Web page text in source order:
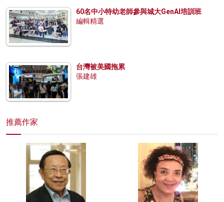
60名中小特幼老師參與城大GenAI培訓班
編輯精選
台灣被美國拖累
張建雄
推薦作家